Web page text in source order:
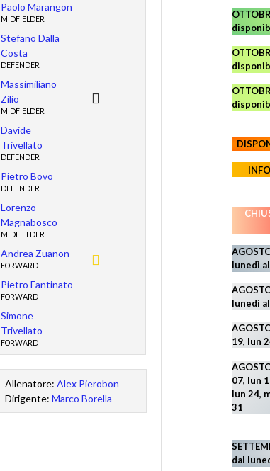
Paolo Marangon
MIDFIELDER
Stefano Dalla
Costa
DEFENDER
Massimiliano
Zilio
MIDFIELDER
Davide
Trivellato
DEFENDER
Pietro Bovo
DEFENDER
Lorenzo
Magnabosco
MIDFIELDER
Andrea Zuanon
FORWARD
Pietro Fantinato
FORWARD
Simone
Trivellato
FORWARD
Allenatore:Alex Pierobon
Dirigente:Marco Borella
lunedì
lunedì
19, lun
07, lun
lun 24,
31
dal